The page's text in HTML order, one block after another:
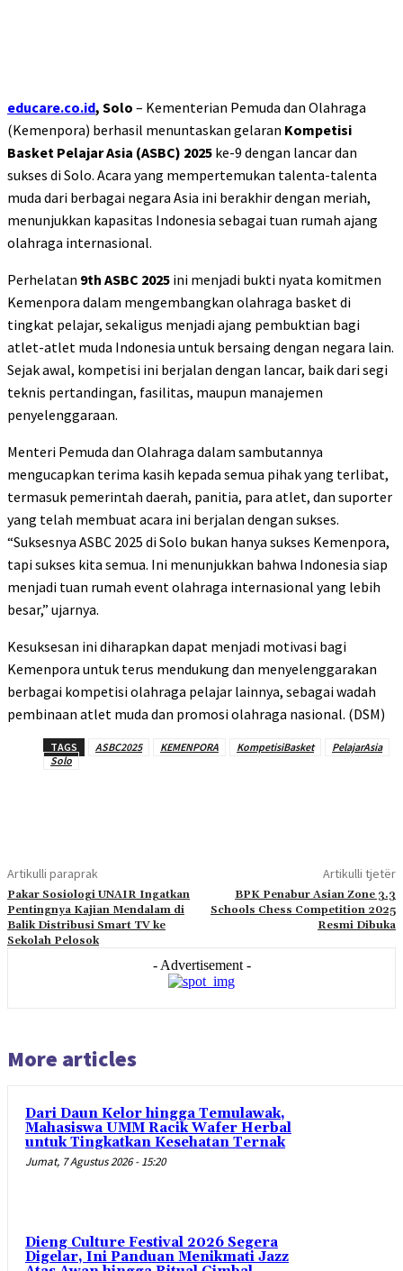
educare.co.id, Solo – Kementerian Pemuda dan Olahraga
(Kemenpora) berhasil menuntaskan gelaran Kompetisi
Basket Pelajar Asia (ASBC) 2025 ke-9 dengan lancar dan
sukses di Solo. Acara yang mempertemukan talenta-talenta
muda dari berbagai negara Asia ini berakhir dengan meriah,
menunjukkan kapasitas Indonesia sebagai tuan rumah ajang
olahraga internasional.
Perhelatan 9th ASBC 2025 ini menjadi bukti nyata komitmen
Kemenpora dalam mengembangkan olahraga basket di
tingkat pelajar, sekaligus menjadi ajang pembuktian bagi
atlet-atlet muda Indonesia untuk bersaing dengan negara lain.
Sejak awal, kompetisi ini berjalan dengan lancar, baik dari segi
teknis pertandingan, fasilitas, maupun manajemen
penyelenggaraan.
Menteri Pemuda dan Olahraga dalam sambutannya
mengucapkan terima kasih kepada semua pihak yang terlibat,
termasuk pemerintah daerah, panitia, para atlet, dan suporter
yang telah membuat acara ini berjalan dengan sukses.
“Suksesnya ASBC 2025 di Solo bukan hanya sukses Kemenpora,
tapi sukses kita semua. Ini menunjukkan bahwa Indonesia siap
menjadi tuan rumah event olahraga internasional yang lebih
besar,” ujarnya.
Kesuksesan ini diharapkan dapat menjadi motivasi bagi
Kemenpora untuk terus mendukung dan menyelenggarakan
berbagai kompetisi olahraga pelajar lainnya, sebagai wadah
pembinaan atlet muda dan promosi olahraga nasional. (DSM)
TAGS ASBC2025 KEMENPORA KompetisiBasket
PelajarAsia
Solo
Artikulli paraprak
Pakar Sosiologi UNAIR Ingatkan
Pentingnya Kajian Mendalam di
Balik Distribusi Smart TV ke
Sekolah Pelosok
Artikulli tjetër
BPK Penabur Asian Zone 3.3
Schools Chess Competition 2025
Resmi Dibuka
- Advertisement -
More articles
Dari Daun Kelor hingga Temulawak,
Mahasiswa UMM Racik Wafer Herbal
untuk Tingkatkan Kesehatan Ternak
Jumat, 7 Agustus 2026 - 15:20
Dieng Culture Festival 2026 Segera
Digelar, Ini Panduan Menikmati Jazz